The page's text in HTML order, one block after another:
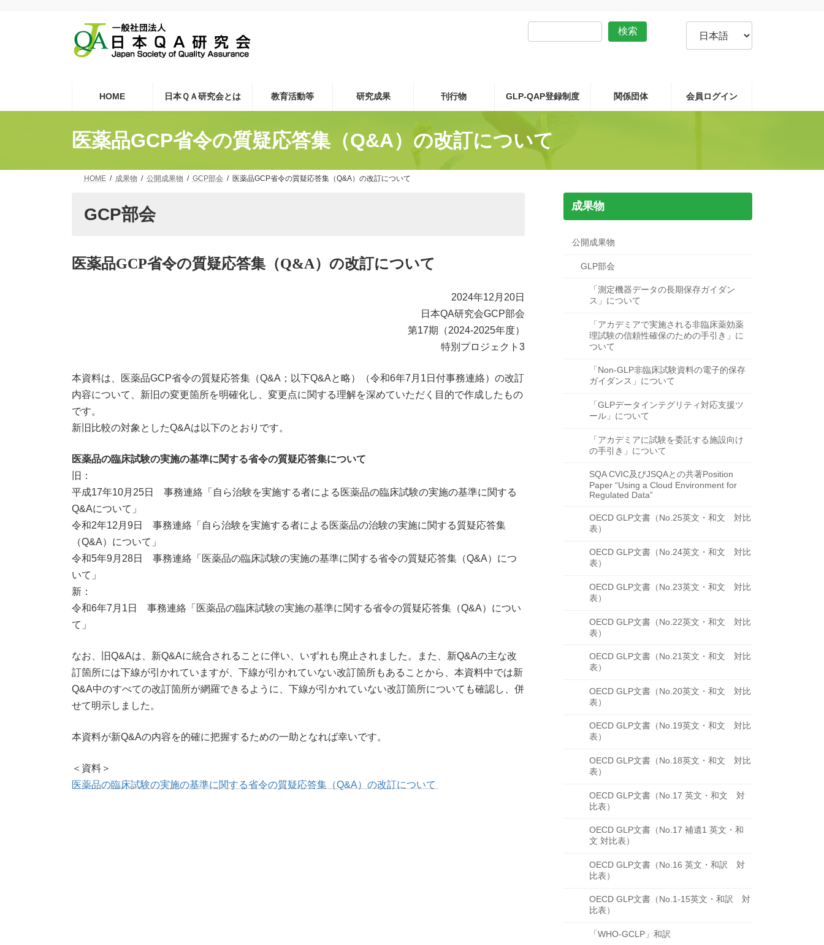
検索
を
HOME 日本ＱＡ研究会とは 教育活動等 研究成果 刊行物 GLP-QAP登録制度 関係団体 会員ログイン
医薬品GCP省令の質疑応答集（Q&A）の改訂について
HOME 成果物 公開成果物 GCP部会 医薬品GCP省令の質疑応答集（Q&A）の改訂について
GCP部会
医薬品GCP省令の質疑応答集（Q&A）の改訂について
2024年12月20日
日本QA研究会GCP部会
第17期（2024-2025年度）
特別プロジェクト3
本資料は、医薬品GCP省令の質疑応答集（Q&A；以下Q&Aと略）（令和6年7月1日付事務連絡）の改訂
内容について、新旧の変更箇所を明確化し、変更点に関する理解を深めていただく目的で作成したもの
です。
新旧比較の対象としたQ&Aは以下のとおりです。
医薬品の臨床試験の実施の基準に関する省令の質疑応答集について
旧：
平成17年10月25日 事務連絡「自ら治験を実施する者による医薬品の臨床試験の実施の基準に関する
Q&Aについて」
令和2年12月9日 事務連絡「自ら治験を実施する者による医薬品の治験の実施に関する質疑応答集
（Q&A）について」
令和5年9月28日 事務連絡「医薬品の臨床試験の実施の基準に関する省令の質疑応答集（Q&A）につ
いて」
新：
令和6年7月1日 事務連絡「医薬品の臨床試験の実施の基準に関する省令の質疑応答集（Q&A）につい
て」
なお、旧Q&Aは、新Q&Aに統合されることに伴い、いずれも廃止されました。また、新Q&Aの主な改
訂箇所には下線が引かれていますが、下線が引かれていない改訂箇所もあることから、本資料中では新
Q&A中のすべての改訂箇所が網羅できるように、下線が引かれていない改訂箇所についても確認し、併
せて明示しました。
本資料が新Q&Aの内容を的確に把握するための一助となれば幸いです。
＜資料＞
医薬品の臨床試験の実施の基準に関する省令の質疑応答集（Q&A）の改訂について
成果物
公開成果物
GLP部会
「測定機器データの長期保存ガイダン
ス」について
「アカデミアで実施される非臨床薬効薬
理試験の信頼性確保のための手引き」に
ついて
「Non-GLP非臨床試験資料の電子的保存
ガイダンス」について
「GLPデータインテグリティ対応支援ツ
ール」について
「アカデミアに試験を委託する施設向け
の手引き」について
SQA CVIC及びJSQAとの共著Position
Paper “Using a Cloud Environment for
Regulated Data”
OECD GLP文書（No.25英文・和文 対比
表）
OECD GLP文書（No.24英文・和文 対比
表）
OECD GLP文書（No.23英文・和文 対比
表）
OECD GLP文書（No.22英文・和文 対比
表）
OECD GLP文書（No.21英文・和文 対比
表）
OECD GLP文書（No.20英文・和文 対比
表）
OECD GLP文書（No.19英文・和文 対比
表）
OECD GLP文書（No.18英文・和文 対比
表）
OECD GLP文書（No.17 英文・和文 対
比表）
OECD GLP文書（No.17 補遺1 英文・和
文 対比表）
OECD GLP文書（No.16 英文・和訳 対
比表）
OECD GLP文書（No.1-15英文・和訳 対
比表）
「WHO-GCLP」和訳